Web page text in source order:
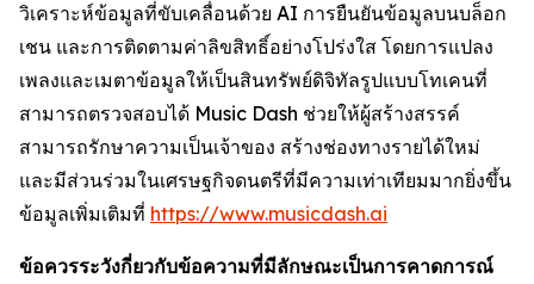
วิเคราะห์ข้อมูลที่ขับเคลื่อนด้วย AI การยืนยันข้อมูลบนบล็อก
เชน และการติดตามค่าลิขสิทธิ์อย่างโปร่งใส โดยการแปลง
เพลงและเมตาข้อมูลให้เป็นสินทรัพย์ดิจิทัลรูปแบบโทเคนที่
สามารถตรวจสอบได้ Music Dash ช่วยให้ผู้สร้างสรรค์
สามารถรักษาความเป็นเจ้าของ สร้างช่องทางรายได้ใหม่
และมีส่วนร่วมในเศรษฐกิจดนตรีที่มีความเท่าเทียมมากยิ่งขึ้น
ข้อมูลเพิ่มเติมที่ https://www.musicdash.ai
ข้อควรระวังกี่ยวกับข้อความที่มีลักษณะเป็นการคาดการณ์